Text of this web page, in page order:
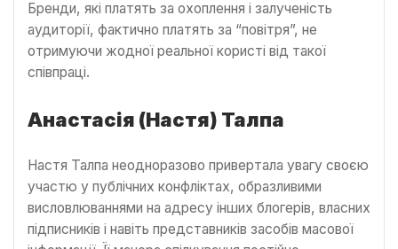
Бренди, які платять за охоплення і залученість
аудиторії, фактично платять за “повітря”, не
отримуючи жодної реальної користі від такої
співпраці.
Анастасія (Настя) Талпа
Настя Талпа неодноразово привертала увагу своєю
участю у публічних конфліктах, образливими
висловлюваннями на адресу інших блогерів, власних
підписників і навіть представників засобів масової